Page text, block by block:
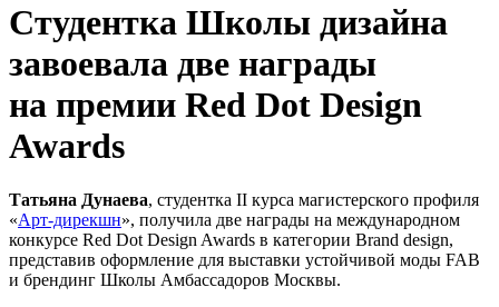
Студентка Школы дизайна
завоевала две награды
на премии Red Dot Design
Awards
Татьяна Дунаева, студентка II курса магистерского профиля
«Арт-дирекшн», получила две награды на международном
конкурсе Red Dot Design Awards в категории Brand design,
представив оформление для выставки устойчивой моды FAB
и брендинг Школы Амбассадоров Москвы.